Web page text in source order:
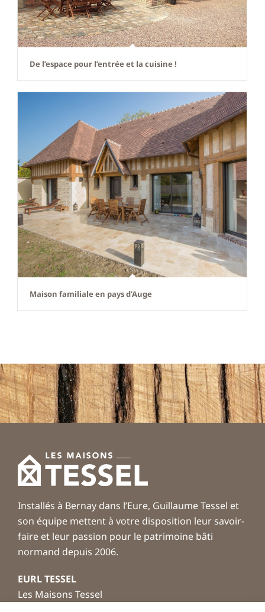
De l’espace pour l’entrée et la cuisine !
Maison familiale en pays d’Auge
Installés à Bernay dans l’Eure, Guillaume Tessel et
son équipe mettent à votre disposition leur savoir-
faire et leur passion pour le patrimoine bâti
normand depuis 2006.
EURL TESSEL
Les Maisons Tessel